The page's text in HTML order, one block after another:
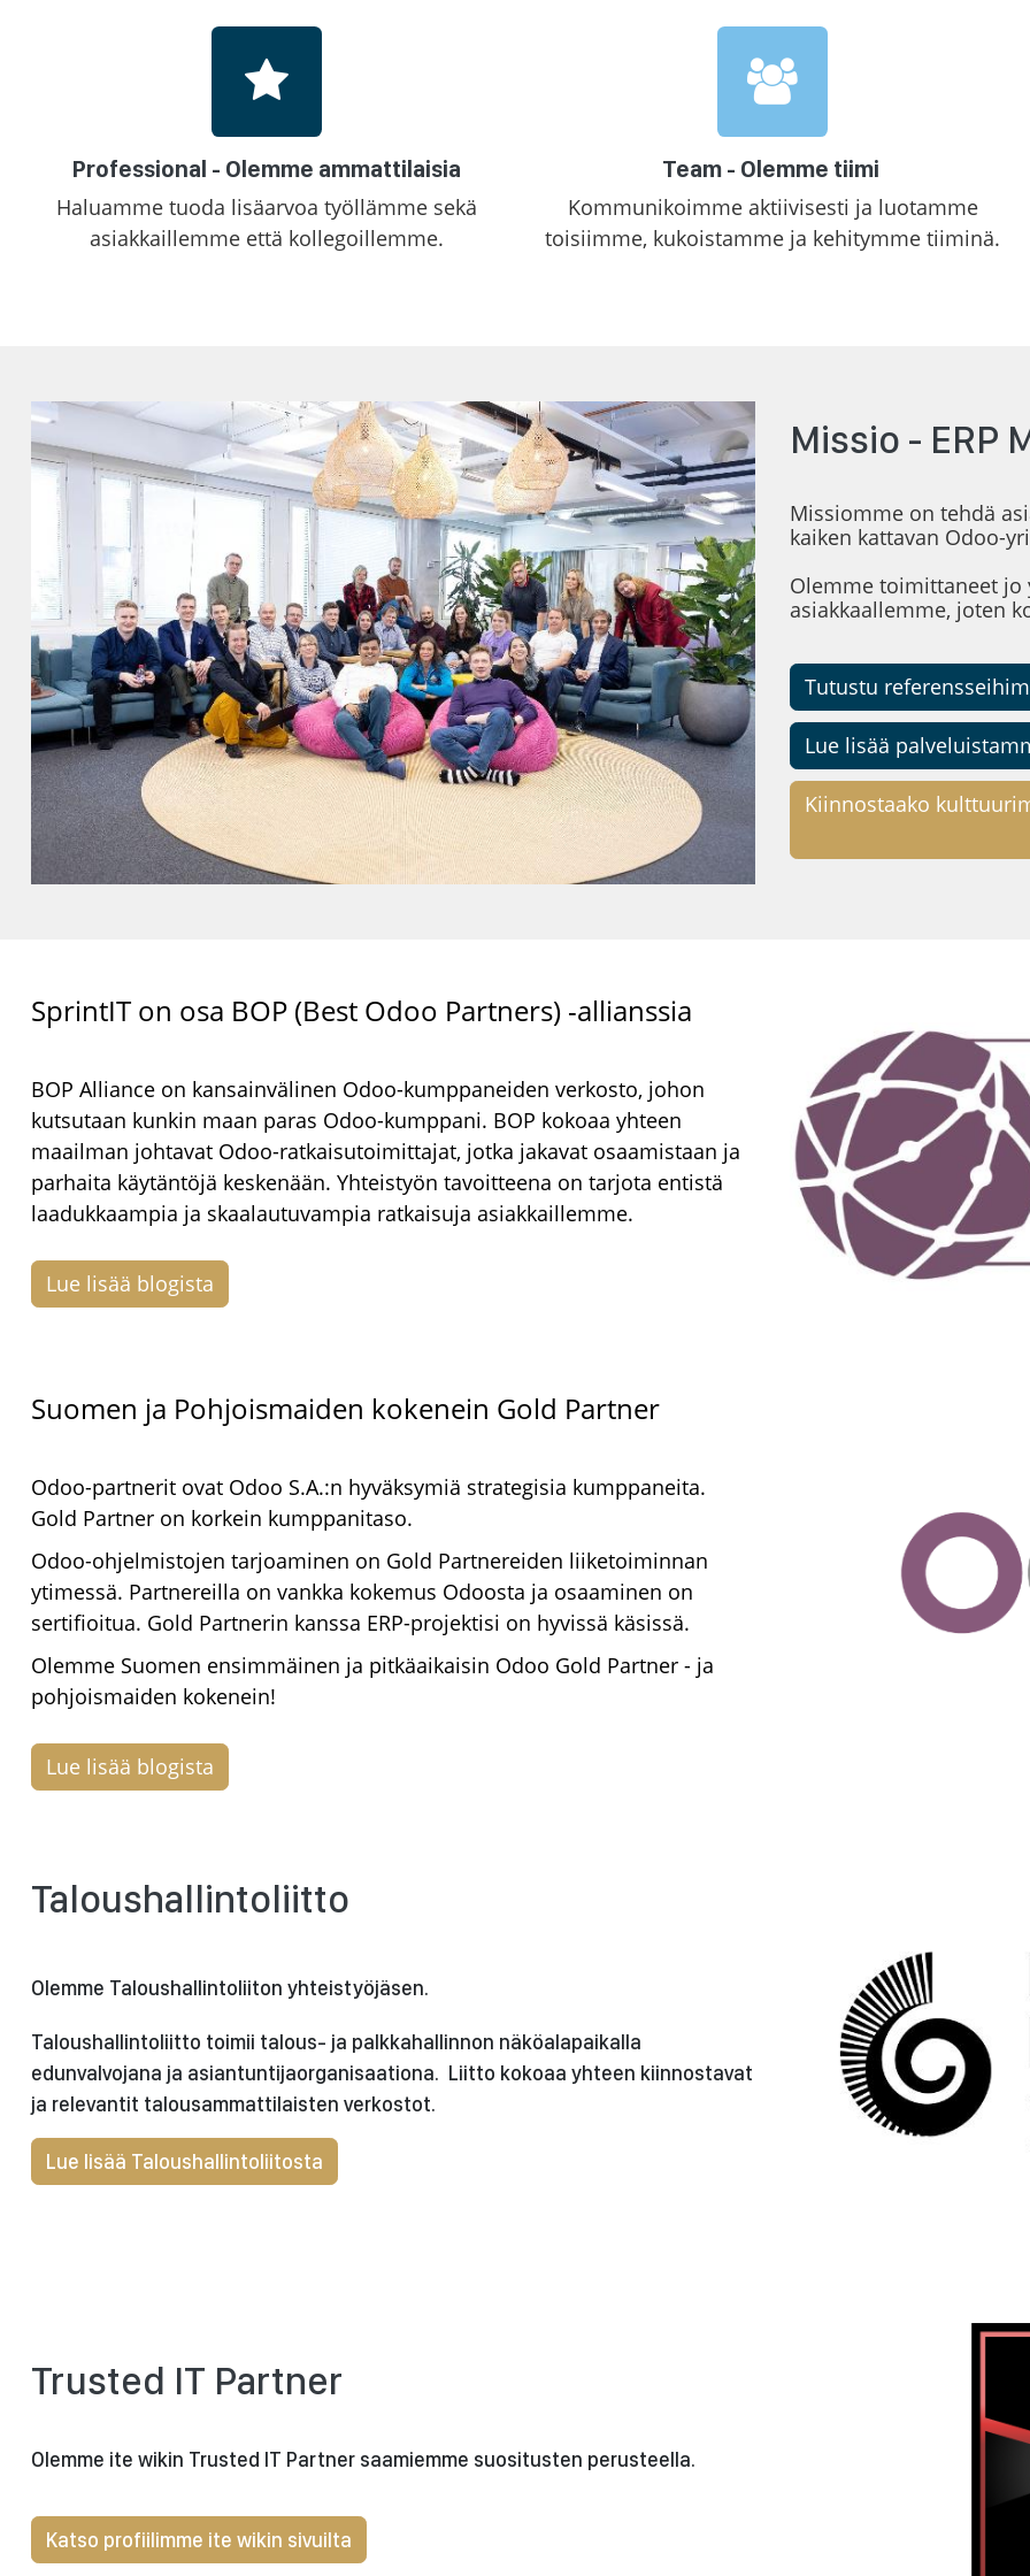
Professional - Olemme ammattilaisia
Haluamme tuoda lisäarvoa työllämme sekä
asiakkaillemme että kollegoillemme.
Team - Olemme tiimi
Kommunikoimme aktiivisesti ja luotamme
toisiimme, kukoistamme ja kehitymme tiiminä.
Missio - ERP
Missiomme on tehdä
kaiken kattavan Odoo-
Olemme toimittaneet jo
asiakkaallemme, joten
Tutustu
Lue lisää
Kiinnostaako
SprintIT on osa BOP (Best Odoo Partners) -allianssia
BOP Alliance on kansainvälinen Odoo-kumppaneiden verkosto, johon
kutsutaan kunkin maan paras Odoo-kumppani. BOP kokoaa yhteen
maailman johtavat Odoo-ratkaisutoimittajat, jotka jakavat osaamistaan ja
parhaita käytäntöjä keskenään. Yhteistyön tavoitteena on tarjota entistä
laadukkaampia ja skaalautuvampia ratkaisuja asiakkaillemme.
Lue lisää blogista
Suomen ja Pohjoismaiden kokenein Gold Partner
Odoo-partnerit ovat Odoo S.A.:n hyväksymiä strategisia kumppaneita.
Gold Partner on korkein kumppanitaso.
Odoo-ohjelmistojen tarjoaminen on Gold Partnereiden liiketoiminnan
ytimessä. Partnereilla on vankka kokemus Odoosta ja osaaminen on
sertifioitua. Gold Partnerin kanssa ERP-projektisi on hyvissä käsissä.
Olemme Suomen ensimmäinen ja pitkäaikaisin Odoo Gold Partner - ja
pohjoismaiden kokenein!
Lue lisää blogista
Taloushallintoliitto
Olemme Taloushallintoliiton yhteistyöjäsen.
Taloushallintoliitto toimii talous- ja palkkahallinnon näköalapaikalla
edunvalvojana ja asiantuntijaorganisaationa. Liitto kokoaa yhteen kiinnostavat
ja relevantit talousammattilaisten verkostot.
Lue lisää Taloushallintoliitosta
Trusted IT Partner
Olemme ite wikin Trusted IT Partner saamiemme suositusten perusteella.
Katso profiilimme ite wikin sivuilta